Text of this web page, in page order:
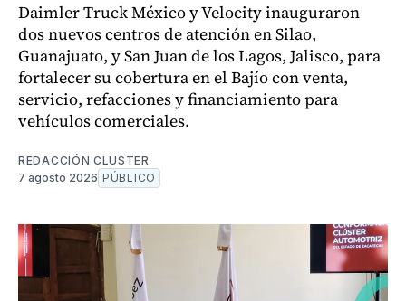
Daimler Truck México y Velocity inauguraron
dos nuevos centros de atención en Silao,
Guanajuato, y San Juan de los Lagos, Jalisco, para
fortalecer su cobertura en el Bajío con venta,
servicio, refacciones y financiamiento para
vehículos comerciales.
REDACCIÓN CLUSTER
7 agosto 2026 PÚBLICO